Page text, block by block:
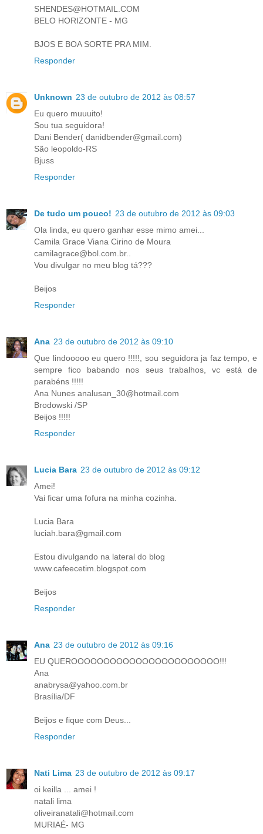
SHENDES@HOTMAIL.COM
BELO HORIZONTE - MG
BJOS E BOA SORTE PRA MIM.
Responder
Unknown 23 de outubro de 2012 às 08:57
Eu quero muuuito!
Sou tua seguidora!
Dani Bender( danidbender@gmail.com)
São leopoldo-RS
Bjuss
Responder
De tudo um pouco! 23 de outubro de 2012 às 09:03
Ola linda, eu quero ganhar esse mimo amei...
Camila Grace Viana Cirino de Moura
camilagrace@bol.com.br..
Vou divulgar no meu blog tá???
Beijos
Responder
Ana 23 de outubro de 2012 às 09:10
Que lindooooo eu quero !!!!!, sou seguidora ja faz tempo, e
sempre fico babando nos seus trabalhos, vc está de
parabéns !!!!!
Ana Nunes analusan_30@hotmail.com
Brodowski /SP
Beijos !!!!!
Responder
Lucia Bara 23 de outubro de 2012 às 09:12
Amei!
Vai ficar uma fofura na minha cozinha.
Lucia Bara
luciah.bara@gmail.com
Estou divulgando na lateral do blog
www.cafeecetim.blogspot.com
Beijos
Responder
Ana 23 de outubro de 2012 às 09:16
EU QUEROOOOOOOOOOOOOOOOOOOOOOO!!!
Ana
anabrysa@yahoo.com.br
Brasília/DF
Beijos e fique com Deus...
Responder
Nati Lima 23 de outubro de 2012 às 09:17
oi keilla ... amei !
natali lima
oliveiranatali@hotmail.com
MURIAÉ- MG